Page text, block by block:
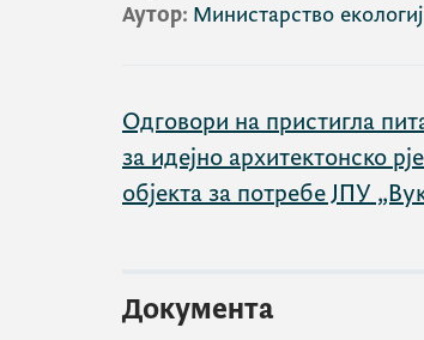
Аутор: Министарство
Одговори на пристигла
за идејно архитектонско
објекта за потребе ЈПУ
Документа